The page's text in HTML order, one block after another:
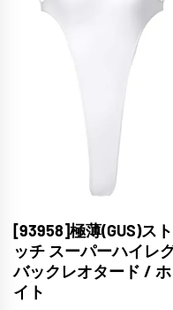
[93958]極薄(GUS)ス
ッチ スーパーハイレ
バックレオタード / ホ
イト